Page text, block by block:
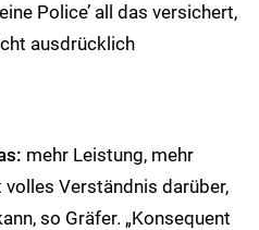
Police’ all das versichert,
ausdrücklich
mehr Leistung, mehr
Verständnis darüber,
so Gräfer. „Konsequent